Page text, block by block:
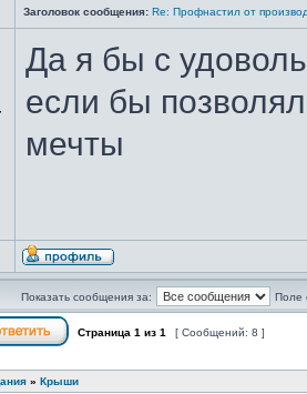
Заголовок сообщения: Re: Профнастил от
Да я бы с
если бы
мечты
Показать сообщения за: Поле
Страница 1 из 1 [ Сообщений: 8 ]
» Крыши